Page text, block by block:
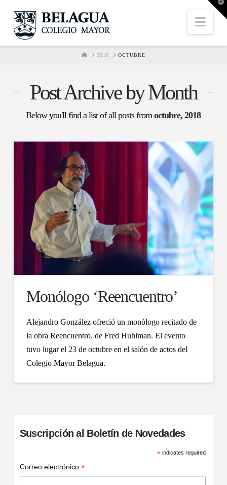
HOME
2018 OCTUBRE
Post Archive by Month
Below you'll find a list of all posts fromoctubre, 2018
Monólogo ‘Reencuentro’
Alejandro González ofreció un monólogo recitado de
la obra Reencuentro, de Fred Huhlman. El evento
tuvo lugar el 23 de octubre en el salón de actos del
Colegio Mayor Belagua.
Suscripción al Boletín de Novedades
*indicates required
Correo electrónico *